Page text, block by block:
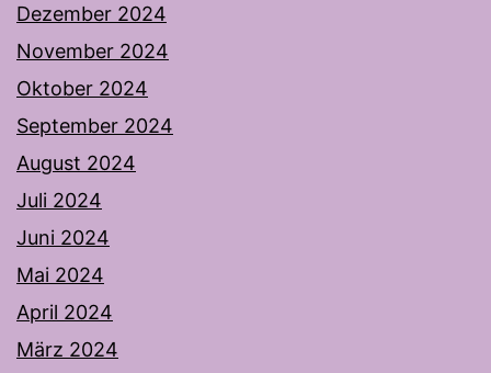
Dezember 2024
November 2024
Oktober 2024
September 2024
August 2024
Juli 2024
Juni 2024
Mai 2024
April 2024
März 2024